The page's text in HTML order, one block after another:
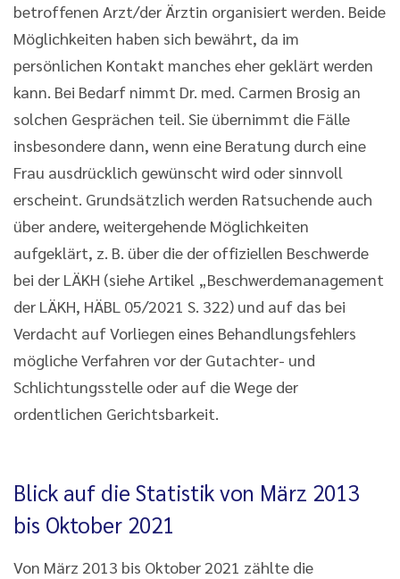
betroffenen Arzt/der Ärztin organisiert werden. Beide
Möglichkeiten haben sich bewährt, da im
persönlichen Kontakt manches eher geklärt werden
kann. Bei Bedarf nimmt Dr. med. Carmen Brosig an
solchen Gesprächen teil. Sie übernimmt die Fälle
insbesondere dann, wenn eine Beratung durch eine
Frau ausdrücklich gewünscht wird oder sinnvoll
erscheint. Grundsätzlich werden Ratsuchende auch
über andere, weitergehende Möglichkeiten
aufgeklärt, z. B. über die der offiziellen Beschwerde
bei der LÄKH (siehe Artikel „Beschwerdemanagement
der LÄKH, HÄBL 05/2021 S. 322) und auf das bei
Verdacht auf Vorliegen eines Behandlungsfehlers
mögliche Verfahren vor der Gutachter- und
Schlichtungsstelle oder auf die Wege der
ordentlichen Gerichtsbarkeit.
Blick auf die Statistik von März 2013
bis Oktober 2021
Von März 2013 bis Oktober 2021 zählte die